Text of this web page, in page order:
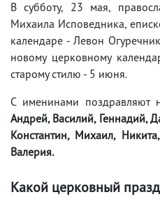
В субботу, 23 мая,
Михаила Исповедника,
календаре - Левон
новому церковному
старому стилю - 5 июня.
С именинами поздравляют
Андрей, Василий, Геннадий,
Константин, Михаил,
Валерия.
Какой церковный